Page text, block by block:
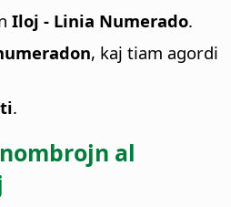
Iloj - Linia Numerado.
, kaj tiam agordi
.
al